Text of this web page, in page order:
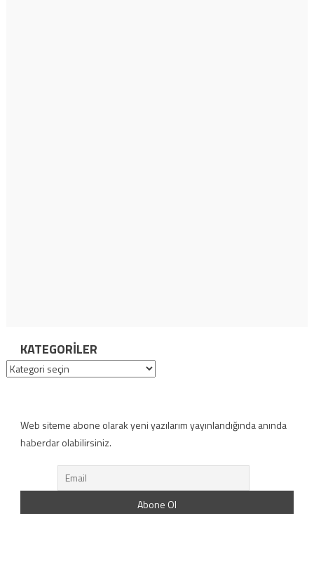
KATEGORILER
Kategoriler
Web siteme abone olarak yeni yazılarım yayınlandığında anında
haberdar olabilirsiniz.